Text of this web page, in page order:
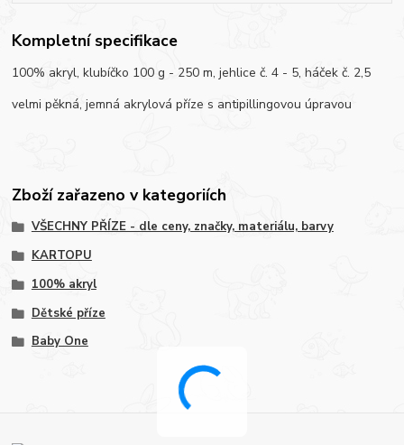
Kompletní specifikace
100% akryl, klubíčko 100 g - 250 m, jehlice č. 4 - 5, háček č. 2,5
velmi pěkná, jemná akrylová příze s antipillingovou úpravou
Zboží zařazeno v kategoriích
VŠECHNY PŘÍZE - dle ceny, značky, materiálu, barvy
KARTOPU
100% akryl
Dětské příze
Baby One